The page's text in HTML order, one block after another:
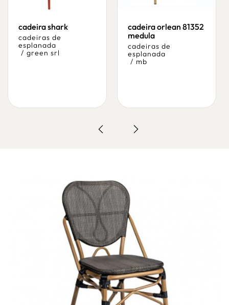
cadeira shark
cadeiras de
esplanada
/ green srl
cadeira orlean 81352
medula
cadeiras de
esplanada
/ mb